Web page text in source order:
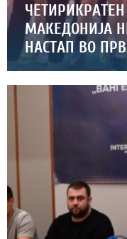
МАКЕДОНИЈА
НАСТАП ВО